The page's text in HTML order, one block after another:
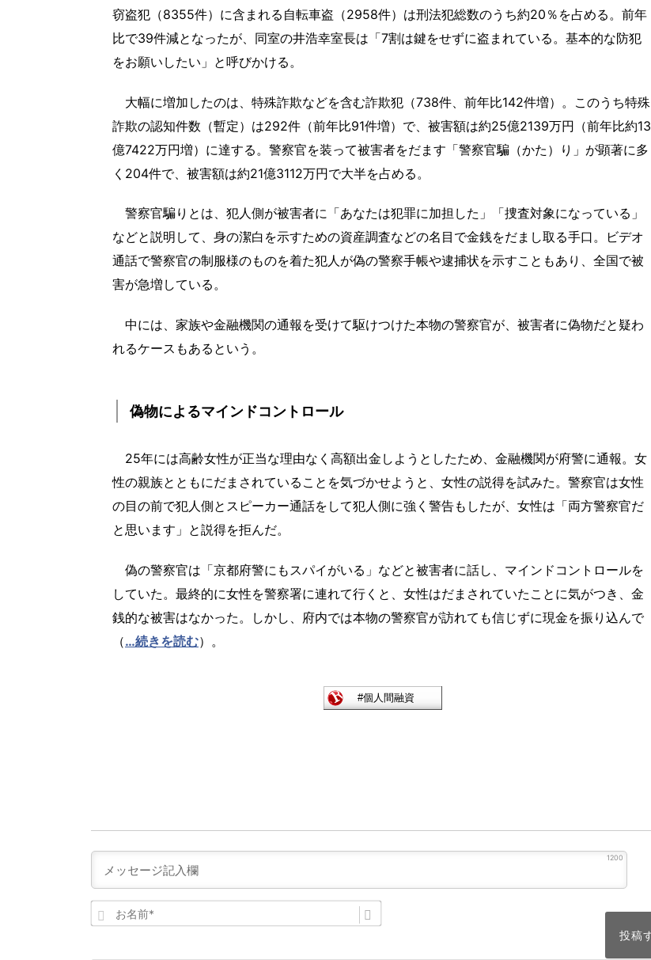
窃盗犯（8355件）に含まれる自転車盗（2958件）は刑法犯総数のうち約20％を占める。前年
比で39件減となったが、同室の井浩幸室長は「7割は鍵をせずに盗まれている。基本的な防犯
をお願いしたい」と呼びかける。
大幅に増加したのは、特殊詐欺などを含む詐欺犯（738件、前年比142件増）。このうち特殊
詐欺の認知件数（暫定）は292件（前年比91件増）で、被害額は約25億2139万円（前年比約13
億7422万円増）に達する。警察官を装って被害者をだます「警察官騙（かた）り」が顕著に多
く204件で、被害額は約21億3112万円で大半を占める。
警察官騙りとは、犯人側が被害者に「あなたは犯罪に加担した」「捜査対象になっている」
などと説明して、身の潔白を示すための資産調査などの名目で金銭をだまし取る手口。ビデオ
通話で警察官の制服様のものを着た犯人が偽の警察手帳や逮捕状を示すこともあり、全国で被
害が急増している。
中には、家族や金融機関の通報を受けて駆けつけた本物の警察官が、被害者に偽物だと疑わ
れるケースもあるという。
偽物によるマインドコントロール
25年には高齢女性が正当な理由なく高額出金しようとしたため、金融機関が府警に通報。女
性の親族とともにだまされていることを気づかせようと、女性の説得を試みた。警察官は女性
の目の前で犯人側とスピーカー通話をして犯人側に強く警告もしたが、女性は「両方警察官だ
と思います」と説得を拒んだ。
偽の警察官は「京都府警にもスパイがいる」などと被害者に話し、マインドコントロールを
していた。最終的に女性を警察署に連れて行くと、女性はだまされていたことに気がつき、金
銭的な被害はなかった。しかし、府内では本物の警察官が訪れても信じずに現金を振り込んで
（…続きを読む）。
1200